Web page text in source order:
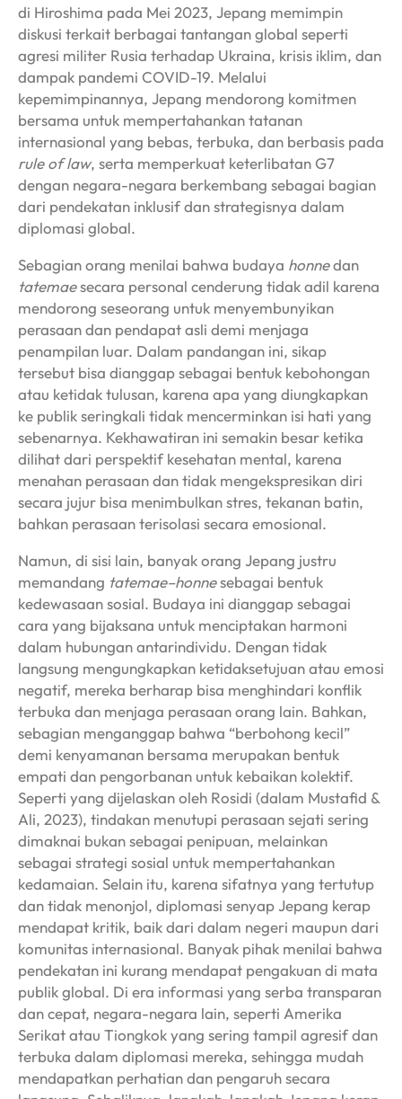
di Hiroshima pada Mei 2023, Jepang memimpin
diskusi terkait berbagai tantangan global seperti
agresi militer Rusia terhadap Ukraina, krisis iklim, dan
dampak pandemi COVID-19. Melalui
kepemimpinannya, Jepang mendorong komitmen
bersama untuk mempertahankan tatanan
internasional yang bebas, terbuka, dan berbasis pada
rule of law, serta memperkuat keterlibatan G7
dengan negara-negara berkembang sebagai bagian
dari pendekatan inklusif dan strategisnya dalam
diplomasi global.
Sebagian orang menilai bahwa budaya honnedan
tatemaesecara personal cenderung tidak adil karena
mendorong seseorang untuk menyembunyikan
perasaan dan pendapat asli demi menjaga
penampilan luar. Dalam pandangan ini, sikap
tersebut bisa dianggap sebagai bentuk kebohongan
atau ketidak tulusan, karena apa yang diungkapkan
ke publik seringkali tidak mencerminkan isi hati yang
sebenarnya. Kekhawatiran ini semakin besar ketika
dilihat dari perspektif kesehatan mental, karena
menahan perasaan dan tidak mengekspresikan diri
secara jujur bisa menimbulkan stres, tekanan batin,
bahkan perasaan terisolasi secara emosional.
Namun, di sisi lain, banyak orang Jepang justru
memandang tatemae–honnesebagai bentuk
kedewasaan sosial. Budaya ini dianggap sebagai
cara yang bijaksana untuk menciptakan harmoni
dalam hubungan antarindividu. Dengan tidak
langsung mengungkapkan ketidaksetujuan atau emosi
negatif, mereka berharap bisa menghindari konflik
terbuka dan menjaga perasaan orang lain. Bahkan,
sebagian menganggap bahwa “berbohong kecil”
demi kenyamanan bersama merupakan bentuk
empati dan pengorbanan untuk kebaikan kolektif.
Seperti yang dijelaskan oleh Rosidi (dalam Mustafid &
Ali, 2023), tindakan menutupi perasaan sejati sering
dimaknai bukan sebagai penipuan, melainkan
sebagai strategi sosial untuk mempertahankan
kedamaian. Selain itu, karena sifatnya yang tertutup
dan tidak menonjol, diplomasi senyap Jepang kerap
mendapat kritik, baik dari dalam negeri maupun dari
komunitas internasional. Banyak pihak menilai bahwa
pendekatan ini kurang mendapat pengakuan di mata
publik global. Di era informasi yang serba transparan
dan cepat, negara-negara lain, seperti Amerika
Serikat atau Tiongkok yang sering tampil agresif dan
terbuka dalam diplomasi mereka, sehingga mudah
mendapatkan perhatian dan pengaruh secara